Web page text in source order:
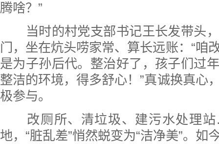
腾啥？”
当时的村党支部书记王长发带头，
门，坐在炕头唠家常、算长远账：“咱
是为子孙后代。整治好了，孩子们过
整洁的环境，得多舒心！”真诚换真心
极参与。
改厕所、清垃圾、建污水处理
地，“脏乱差”悄然蜕变为“洁净美”。如